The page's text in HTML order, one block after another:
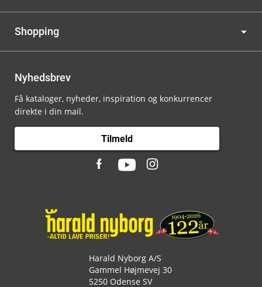
Shopping
Nyhedsbrev
Få kataloger, nyheder, inspiration og konkurrencer
direkte i din mail.
Tilmeld
Harald Nyborg A/S
Gammel Højmevej 30
5250 Odense SV